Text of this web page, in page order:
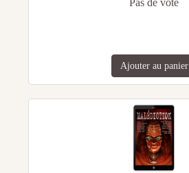
Pas de vote
Ajouter au panier